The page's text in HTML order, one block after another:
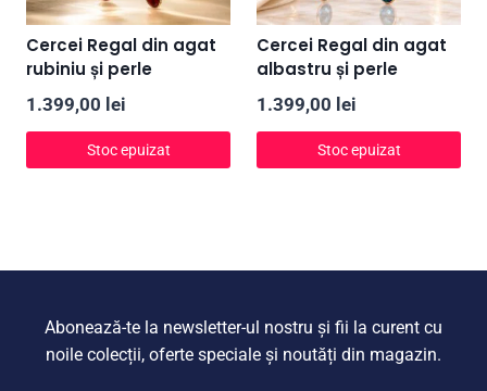
Cercei Regal din agat
rubiniu și perle
1.399,00 lei
Stoc epuizat
Cercei Regal din agat
albastru și perle
1.399,00 lei
Stoc epuizat
Abonează-te la newsletter-ul nostru și fii la curent cu
noile colecții, oferte speciale și noutăți din magazin.